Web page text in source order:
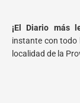
¡El Diario más
instante con todo
localidad de la